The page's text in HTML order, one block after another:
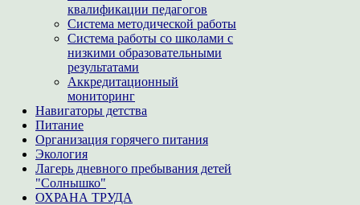
квалификации педагогов
Система методической работы
Система работы со школами с
низкими образовательными
результатами
Аккредитационный
мониторинг
Навигаторы детства
Питание
Организация горячего питания
Экология
Лагерь дневного пребывания детей
"Солнышко"
ОХРАНА ТРУДА